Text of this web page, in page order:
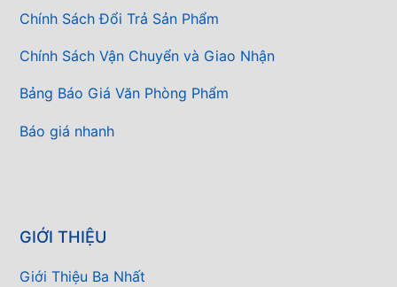
Chính Sách Đổi Trả Sản Phẩm
Chính Sách Vận Chuyển và Giao Nhận
Bảng Báo Giá Văn Phòng Phẩm
Báo giá nhanh
GIỚI THIỆU
Giới Thiệu Ba Nhất